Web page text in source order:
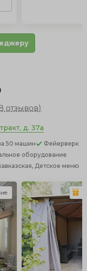
отзывов)
д. 37а
50 машин
Фейерверк
оборудование
Детское меню